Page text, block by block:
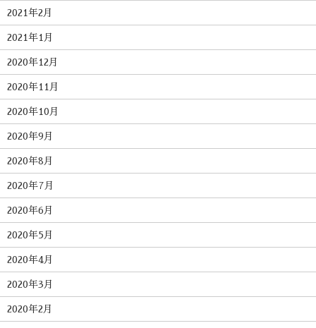
2021年2月
2021年1月
2020年12月
2020年11月
2020年10月
2020年9月
2020年8月
2020年7月
2020年6月
2020年5月
2020年4月
2020年3月
2020年2月